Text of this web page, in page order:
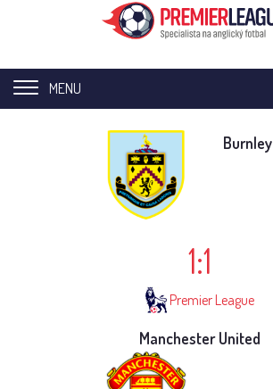
MENU
Burnley
1:1
Premier League
Manchester United